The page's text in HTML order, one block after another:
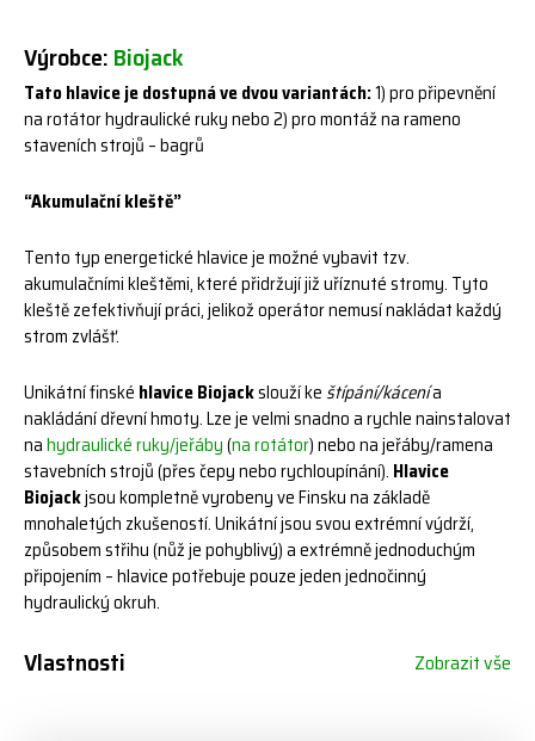
Výrobce:Biojack
Tato hlavice je dostupná ve dvou variantách:1) pro připevnění
na rotátor hydraulické ruky nebo 2) pro montáž na rameno
staveních strojů – bagrů
“Akumulační kleště”
Tento typ energetické hlavice je možné vybavit tzv.
akumulačními kleštěmi, které přidržují již uříznuté stromy. Tyto
kleště zefektivňují práci, jelikož operátor nemusí nakládat každý
strom zvlášť.
Unikátní finské hlavice Biojackslouží ke štípání/kácenía
nakládání dřevní hmoty. Lze je velmi snadno a rychle nainstalovat
nahydraulické ruky/jeřáby(na rotátor) nebo na jeřáby/ramena
stavebních strojů (přes čepy nebo rychloupínání). Hlavice
Biojackjsou kompletně vyrobeny ve Finsku na základě
mnohaletých zkušeností. Unikátní jsou svou extrémní výdrží,
způsobem střihu (nůž je pohyblivý) a extrémně jednoduchým
připojením – hlavice potřebuje pouze jeden jednočinný
hydraulický okruh.
Vlastnosti Zobrazit vše